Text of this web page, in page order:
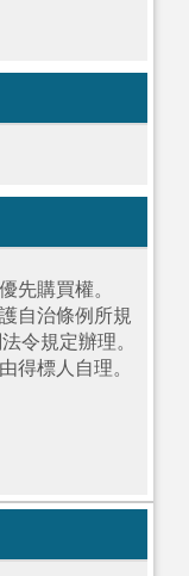
先購買權。
自治條例所規
令規定辦理。
得標人自理。